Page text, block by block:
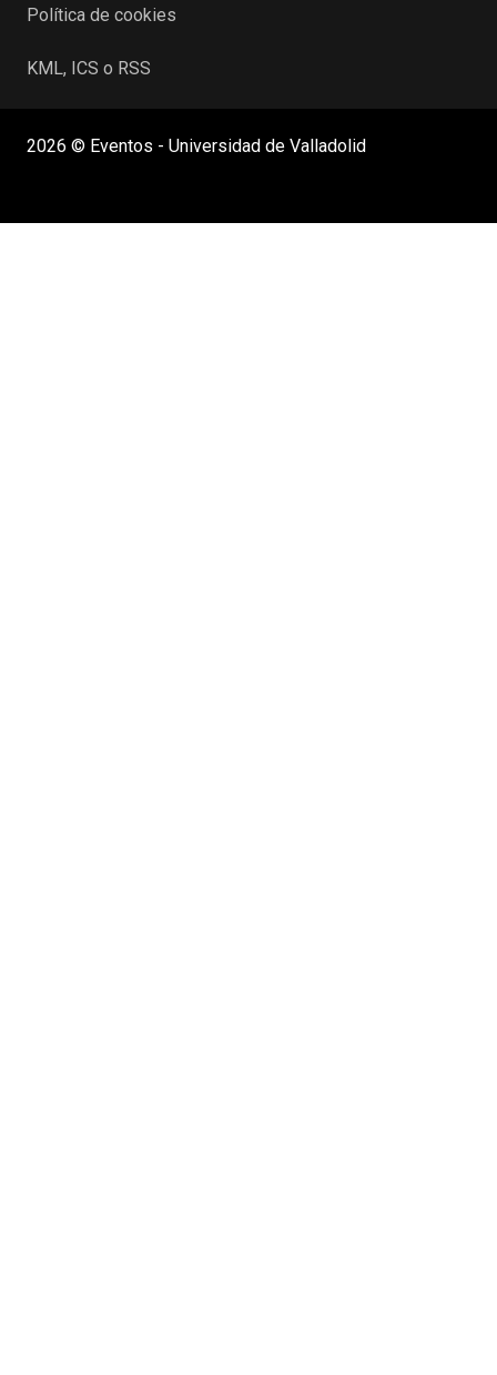
Política de cookies
KML, ICS o RSS
2026 © Eventos - Universidad de Valladolid